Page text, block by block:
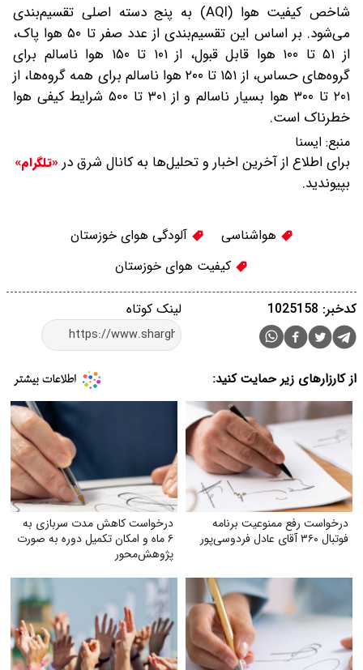
شاخص کیفیت هوا (AQI) به پنج دسته اصلی تقسیم‌بندی
می‌شود. بر اساس این تقسیم‌بندی از عدد صفر تا ۵۰ هوا پاک،
از ۵۱ تا ۱۰۰ هوا قابل قبول، از ۱۰۱ تا ۱۵۰ هوا ناسالم برای
گروه‌های حساس، از ۱۵۱ تا ۲۰۰ هوا ناسالم برای همه گروه‌ها، از
۲۰۱ تا ۳۰۰ هوا بسیار ناسالم و از ۳۰۱ تا ۵۰۰ شرایط کیفی هوا
خطرناک است.
منبع: ایسنا
برای اطلاع از آخرین اخبار و تحلیل‌ها به کانال شرق در «تلگرام»
بپیوندید.
هواشناسی
آلودگی هوای خوزستان
کیفیت هوای خوزستان
لینک کوتاه کدخبر: 1025158
از کارزارهای زیر حمایت کنید:
درخواست رفع ممنوعیت برنامه
فوتبال ۳۶۰ آقای عادل فردوسی‌پور
درخواست کاهش مدت سربازی به
۶ ماه و امکان تکمیل دوره به صورت
پژوهش‌محور